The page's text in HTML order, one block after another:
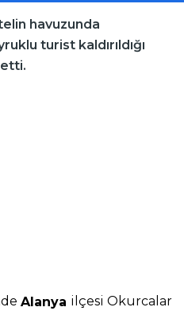
havuzunda
turist kaldırıldığı
Alanya ilçesi Okurcalar